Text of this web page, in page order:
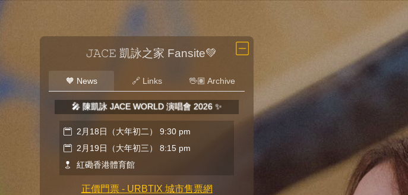
𝙹𝙰𝙲𝙴 凱詠之家 Fansite💚
🧡 News 🔗 Links 🖖🏽 Archive
🎤 陳凱詠 JACE WORLD 演唱會 2026 ✨
2月18日（大年初二） 9:30 pm
2月19日（大年初三） 8:15 pm
紅磡香港體育館
正價門票 - URBTIX 城市售票網